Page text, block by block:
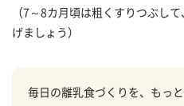
（7～8カ月頃は粗くすりつぶし
げましょう）
毎日の離乳食づくりを、もっ